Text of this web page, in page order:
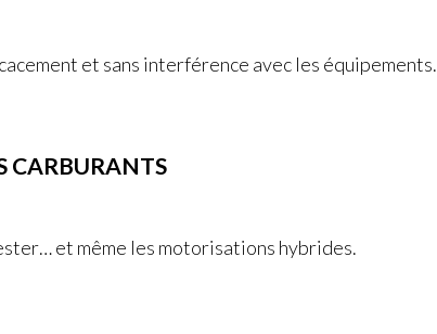
et sans interférence avec les équipements.
CARBURANTS
et même les motorisations hybrides.